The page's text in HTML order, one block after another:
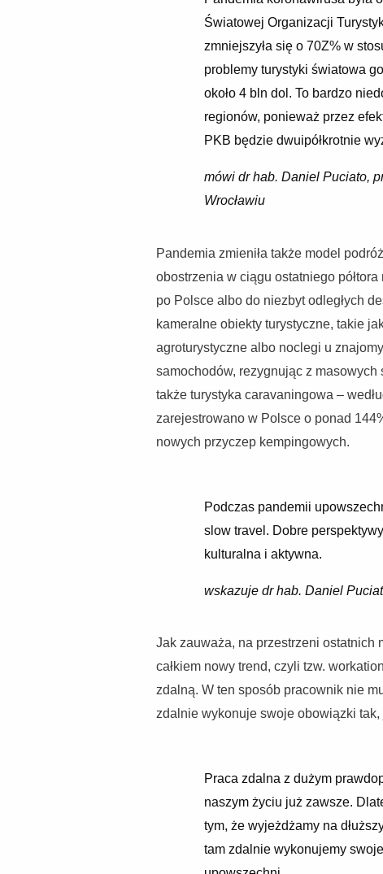
Światowej Organizacji
zmniejszyła się o 70Z% w
problemy turystyki światowa
około 4 bln dol. To bardzo
regionów, ponieważ przez
PKB będzie dwuipółkrotnie
mówi dr hab. Daniel Puciato,
Wrocławiu
Pandemia zmieniła także model
obostrzenia w ciągu ostatniego
po Polsce albo do niezbyt odległych
kameralne obiekty turystyczne, takie
agroturystyczne albo noclegi u
samochodów, rezygnując z
także turystyka caravaningowa –
zarejestrowano w Polsce o ponad
nowych przyczep kempingowych.
Podczas pandemii
slow travel. Dobre
kulturalna i aktywna.
wskazuje dr hab. Daniel
Jak zauważa, na przestrzeni ostatnich
całkiem nowy trend, czyli tzw.
zdalną. W ten sposób pracownik nie
zdalnie wykonuje swoje obowiązki tak,
Praca zdalna z dużym
naszym życiu już zawsze.
tym, że wyjeżdżamy na
tam zdalnie wykonujemy